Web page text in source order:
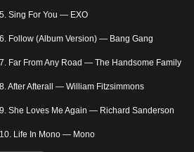
злость
5. Sing For You — EXO
6. Follow (Album Version) — Bang Gang
7. Far From Any Road — The Handsome Family
8. After Afterall — William Fitzsimmons
9. She Loves Me Again — Richard Sanderson
10. Life In Mono — Mono